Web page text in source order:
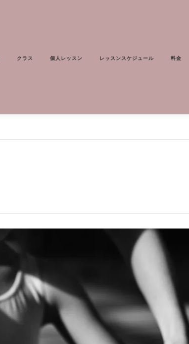
クラス 個人レッスン レッスンスケジュール 料金